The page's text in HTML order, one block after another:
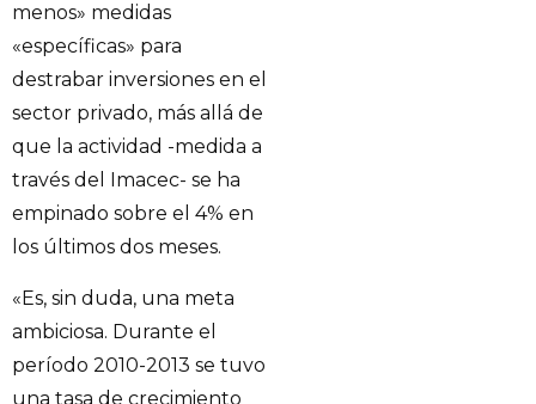
menos» medidas
«específicas» para
destrabar inversiones en el
sector privado, más allá de
que la actividad -medida a
través del Imacec- se ha
empinado sobre el 4% en
los últimos dos meses.
«Es, sin duda, una meta
ambiciosa. Durante el
período 2010-2013 se tuvo
una tasa de crecimiento